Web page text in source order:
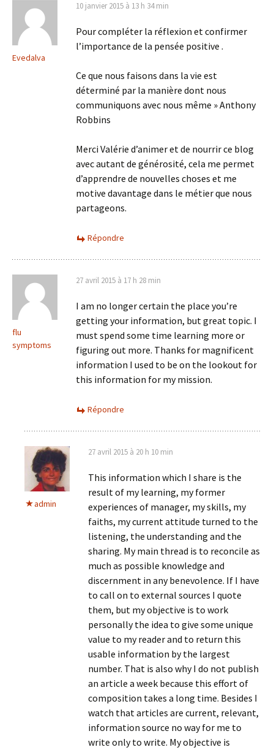
Evedalva
10 janvier 2015 à 13 h 34 min
Pour compléter la réflexion et confirmer
l’importance de la pensée positive .
Ce que nous faisons dans la vie est
déterminé par la manière dont nous
communiquons avec nous même » Anthony
Robbins
Merci Valérie d’animer et de nourrir ce blog
avec autant de générosité, cela me permet
d’apprendre de nouvelles choses et me
motive davantage dans le métier que nous
partageons.
Répondre
flu
symptoms
27 avril 2015 à 17 h 28 min
I am no longer certain the place you’re
getting your information, but great topic. I
must spend some time learning more or
figuring out more. Thanks for magnificent
information I used to be on the lookout for
this information for my mission.
Répondre
admin
27 avril 2015 à 20 h 10 min
This information which I share is the
result of my learning, my former
experiences of manager, my skills, my
faiths, my current attitude turned to the
listening, the understanding and the
sharing. My main thread is to reconcile as
much as possible knowledge and
discernment in any benevolence. If I have
to call on to external sources I quote
them, but my objective is to work
personally the idea to give some unique
value to my reader and to return this
usable information by the largest
number. That is also why I do not publish
an article a week because this effort of
composition takes a long time. Besides I
watch that articles are current, relevant,
information source no way for me to
write only to write. My objective is